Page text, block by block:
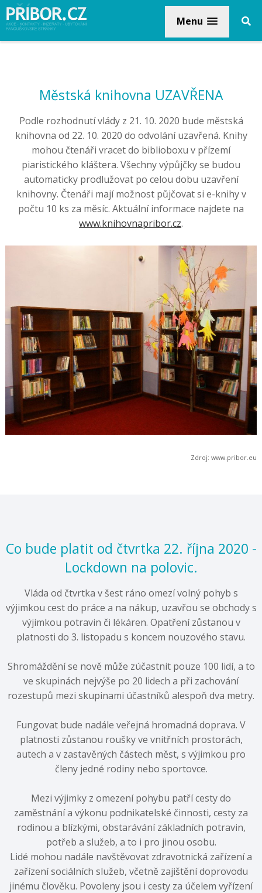
Menu
Městská knihovna UZAVŘENA
Podle rozhodnutí vlády z 21. 10. 2020 bude městská
knihovna od 22. 10. 2020 do odvolání uzavřená. Knihy
mohou čtenáři vracet do biblioboxu v přízemí
piaristického kláštera. Všechny výpůjčky se budou
automaticky prodlužovat po celou dobu uzavření
knihovny. Čtenáři mají možnost půjčovat si e-knihy v
počtu 10 ks za měsíc. Aktuální informace najdete na
www.knihovnapribor.cz.
Zdroj: www.pribor.eu
Co bude platit od čtvrtka 22. října 2020 -
Lockdown na polovic.
Vláda od čtvrtka v šest ráno omezí volný pohyb s
výjimkou cest do práce a na nákup, uzavřou se obchody s
výjimkou potravin či lékáren. Opatření zůstanou v
platnosti do 3. listopadu s koncem nouzového stavu.
Shromáždění se nově může zúčastnit pouze 100 lidí, a to
ve skupinách nejvýše po 20 lidech a při zachování
rozestupů mezi skupinami účastníků alespoň dva metry.
Fungovat bude nadále veřejná hromadná doprava. V
platnosti zůstanou roušky ve vnitřních prostorách,
autech a v zastavěných částech měst, s výjimkou pro
členy jedné rodiny nebo sportovce.
Mezi výjimky z omezení pohybu patří cesty do
zaměstnání a výkonu podnikatelské činnosti, cesty za
rodinou a blízkými, obstarávání základních potravin,
potřeb a služeb, a to i pro jinou osobu.
Lidé mohou nadále navštěvovat zdravotnická zařízení a
zařízení sociálních služeb, včetně zajištění doprovodu
jinému člověku. Povoleny jsou i cesty za účelem vyřízení